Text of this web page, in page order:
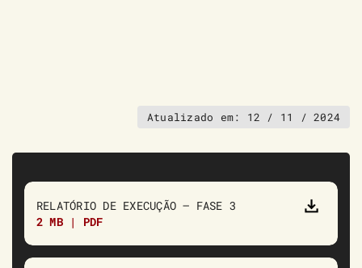
Atualizado em: 12 / 11 / 2024
RELATÓRIO DE EXECUÇÃO – FASE 3
2 MB | PDF